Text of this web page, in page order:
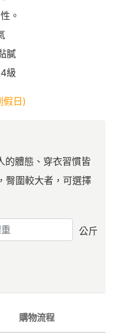
。
膩
級
假日)
的體態、穿衣習慣皆
臀圍較大者，可選擇
公斤
購物流程